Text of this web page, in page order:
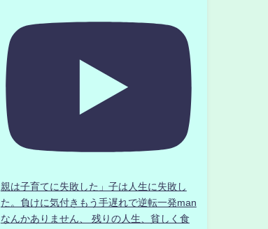
親は子育てに失敗した」子は人生に失敗し
た。負けに気付きもう手遅れで逆転一発man
なんかありません、 残りの人生、貧しく食